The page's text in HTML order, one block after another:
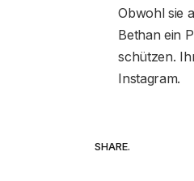
Obwohl sie
Bethan ein
schützen.
Instagram.
SHARE.